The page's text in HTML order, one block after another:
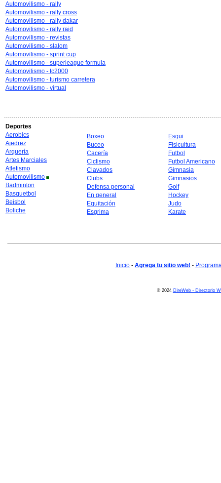
Automovilismo - rally
Automovilismo - rally cross
Automovilismo - rally dakar
Automovilismo - rally raid
Automovilismo - revistas
Automovilismo - slalom
Automovilismo - sprint cup
Automovilismo - superleague formula
Automovilismo - tc2000
Automovilismo - turismo carretera
Automovilismo - virtual
Deportes
Aerobics
Ajedrez
Arquería
Artes Marciales
Atletismo
Automovilismo
Badminton
Basquetbol
Beisbol
Boliche
Boxeo
Buceo
Cacería
Ciclismo
Clavados
Clubs
Defensa personal
En general
Equitación
Esgrima
Esqui
Fisicultura
Futbol
Futbol Americano
Gimnasia
Gimnasios
Golf
Hockey
Judo
Karate
Inicio - Agrega tu sitio web! -
© 2024 DireWeb - Directorio